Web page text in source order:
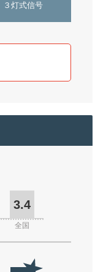
３灯式信号
3.4
全国